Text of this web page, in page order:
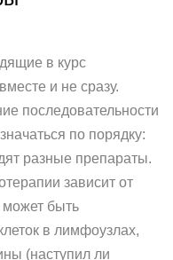
в курс
и не сразу.
последовательности
по порядку:
разные препараты.
зависит от
быть
в лимфоузлах,
(наступил ли